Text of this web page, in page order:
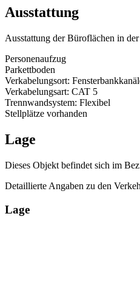
Ausstattung
Ausstattung der Büroflächen in der
Personenaufzug
Parkettboden
Verkabelungsort:
Verkabelungsart: CAT 5
Trennwandsystem: Flexibel
Stellplätze vorhanden
Lage
Dieses Objekt befindet sich im
Detaillierte Angaben zu den
Lage